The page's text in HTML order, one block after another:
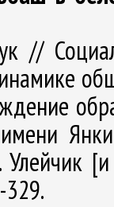
//
имени
Улейчик